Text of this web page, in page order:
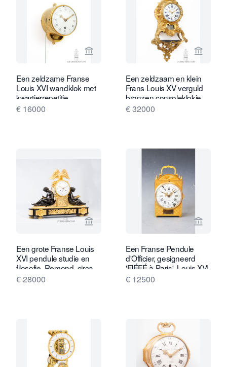
Bekijk verkoperspagina van Gude &
Een zeldzame Franse
Louis XVI wandklok met
kwartierrepetitie,
Lepaute, circa 1783.
€ 16000
Bekijk
Een zeldzaam en klein
Frans Louis XV verguld
bronzen consoleklokje,
Leroy A Paris, circa
€ 32000
Bekijk verkoperspagina van Gude &
Een grote Franse Louis
XVI pendule studie en
filosofie, Remond, circa
1790.
€ 28000
Bekijk
Een Franse Pendule
d'Officier, gesigneerd
'FIÉFÉ à Paris', Louis XVI
ca. 1780.
€ 12500